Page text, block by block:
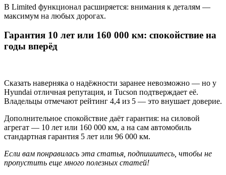
В Limited функционал расширяется: внимания к деталям —
максимум на любых дорогах.
Гарантия 10 лет или 160 000 км: спокойствие на
годы вперёд
Сказать наверняка о надёжности заранее невозможно — но у
Hyundai отличная репутация, и Tucson подтверждает её.
Владельцы отмечают рейтинг 4,4 из 5 — это внушает доверие.
Дополнительное спокойствие даёт гарантия: на силовой
агрегат — 10 лет или 160 000 км, а на сам автомобиль
стандартная гарантия 5 лет или 96 000 км.
Если вам понравилась эта статья, подпишитесь, чтобы не
пропустить еще много полезных статей!